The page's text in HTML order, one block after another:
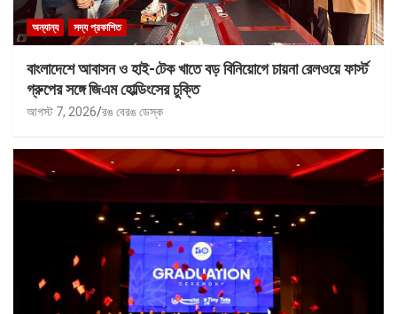
অন্যান্য সদ্য প্রকাশিত
বাংলাদেশে আবাসন ও হাই-টেক খাতে বড় বিনিয়োগে চায়না রেলওয়ে ফার্স্ট
গ্রুপের সঙ্গে জিএম হোল্ডিংসের চুক্তি
আগস্ট 7, 2026 রঙ বেরঙ ডেস্ক